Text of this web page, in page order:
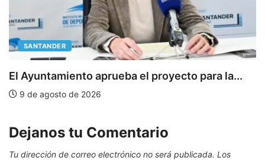
SANTANDER
El Ayuntamiento aprueba el proyecto para la...
9 de agosto de 2026
Dejanos tu Comentario
Tu dirección de correo electrónico no será publicada. Los